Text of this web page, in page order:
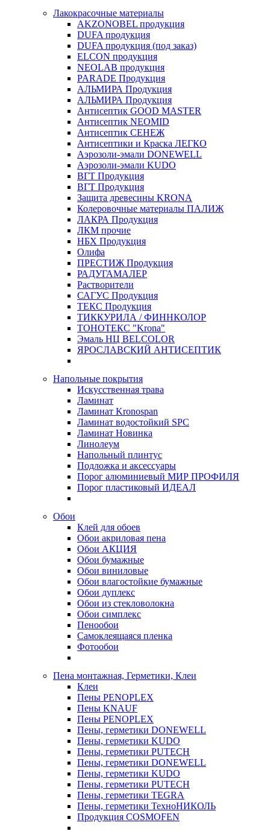
Лакокрасочные материалы
AKZONOBEL продукция
DUFA продукция
DUFA продукция (под заказ)
ELCON продукция
NEOLAB продукция
PARADE Продукция
АЛЬМИРА Продукция
АЛЬМИРА Продукция
Антисептик GOOD MASTER
Антисептик NEOMID
Антисептик СЕНЕЖ
Антисептики и Краска ЛЕГКО
Аэрозоли-эмали DONEWELL
Аэрозоли-эмали KUDO
ВГТ Продукция
ВГТ Продукция
Защита древесины KRONA
Колеровочные материалы ПАЛИЖ
ЛАКРА Продукция
ЛКМ прочие
НБХ Продукция
Олифа
ПРЕСТИЖ Продукция
РАДУГАМАЛЕР
Растворители
САГУС Продукция
ТЕКС Продукция
ТИККУРИЛА / ФИННКОЛОР
ТОНОТЕКС "Krona"
Эмаль НЦ BELCOLOR
ЯРОСЛАВСКИЙ АНТИСЕПТИК
Напольные покрытия
Искусственная трава
Ламинат
Ламинат Kronospan
Ламинат водостойкий SPC
Ламинат Новинка
Линолеум
Напольный плинтус
Подложка и аксессуары
Порог алюминиевый МИР ПРОФИЛЯ
Порог пластиковый ИДЕАЛ
Обои
Клей для обоев
Обои акриловая пена
Обои АКЦИЯ
Обои бумажные
Обои виниловые
Обои влагостойкие бумажные
Обои дуплекс
Обои из стекловолокна
Обои симплекс
Пенообои
Самоклеящаяся пленка
Фотообои
Пена монтажная, Герметики, Клеи
Клеи
Пены PENOPLEX
Пены KNAUF
Пены PENOPLEX
Пены, герметики DONEWELL
Пены, герметики KUDO
Пены, герметики PUTECH
Пены, герметики DONEWELL
Пены, герметики KUDO
Пены, герметики PUTECH
Пены, герметики TEGRA
Пены, герметики ТехноНИКОЛЬ
Продукция COSMOFEN